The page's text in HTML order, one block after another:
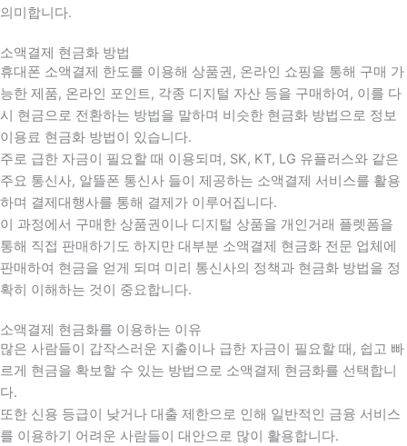
의미합니다.
소액결제 현금화 방법
휴대폰 소액결제 한도를 이용해 상품권, 온라인 쇼핑을 통해 구매 가
능한 제품, 온라인 포인트, 각종 디지털 자산 등을 구매하여, 이를 다
시 현금으로 전환하는 방법을 말하며 비슷한 현금화 방법으로 정보
이용료 현금화 방법이 있습니다.
주로 급한 자금이 필요할 때 이용되며, SK, KT, LG 유플러스와 같은
주요 통신사, 알뜰폰 통신사 들이 제공하는 소액결제 서비스를 활용
하며 결제대행사를 통해 결제가 이루어집니다.
이 과정에서 구매한 상품권이나 디지털 상품을 개인거래 플렛폼을
통해 직접 판매하기도 하지만 대부분 소액결제 현금화 전문 업체에
판매하여 현금을 얻게 되며 미리 통신사의 정책과 현금화 방법을 정
확히 이해하는 것이 중요합니다.
소액결제 현금화를 이용하는 이유
많은 사람들이 갑작스러운 지출이나 급한 자금이 필요할 때 , 쉽고 빠
르게 현금을 확보할 수 있는 방법으로 소액결제 현금화를 선택합니
다.
또한 신용 등급이 낮거나 대출 제한으로 인해 일반적인 금융 서비스
를 이용하기 어려운 사람들이 대안으로 많이 활용합니다.